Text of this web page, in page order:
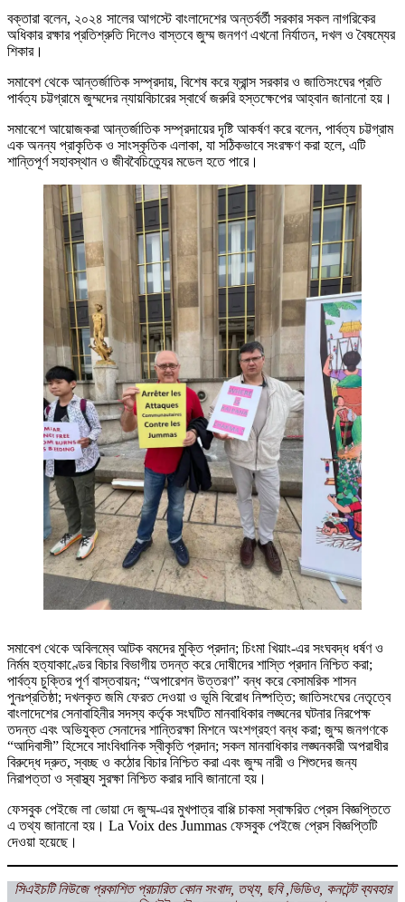
বক্তারা বলেন, ২০২৪ সালের আগস্টে বাংলাদেশের অন্তর্বর্তী সরকার সকল নাগরিকের
অধিকার রক্ষার প্রতিশ্রুতি দিলেও বাস্তবে জুম্ম জনগণ এখনো নির্যাতন, দখল ও বৈষম্যের
শিকার।
সমাবেশ থেকে আন্তর্জাতিক সম্প্রদায়, বিশেষ করে ফ্রান্স সরকার ও জাতিসংঘের প্রতি
পার্বত্য চট্টগ্রামে জুম্মদের ন্যায়বিচারের স্বার্থে জরুরি হস্তক্ষেপের আহ্বান জানানো হয়।
সমাবেশে আয়োজকরা আন্তর্জাতিক সম্প্রদায়ের দৃষ্টি আকর্ষণ করে বলেন, পার্বত্য চট্টগ্রাম
এক অনন্য প্রাকৃতিক ও সাংস্কৃতিক এলাকা, যা সঠিকভাবে সংরক্ষণ করা হলে, এটি
শান্তিপূর্ণ সহাবস্থান ও জীববৈচিত্র্যের মডেল হতে পারে।
সমাবেশ থেকে অবিলম্বে আটক বমদের মুক্তি প্রদান; চিংমা খিয়াং-এর সংঘবদ্ধ ধর্ষণ ও
নির্মম হত্যাকাণ্ডের বিচার বিভাগীয় তদন্ত করে দোষীদের শাস্তি প্রদান নিশ্চিত করা;
পার্বত্য চুক্তির পূর্ণ বাস্তবায়ন; “অপারেশন উত্তরণ” বন্ধ করে বেসামরিক শাসন
পুনঃপ্রতিষ্ঠা; দখলকৃত জমি ফেরত দেওয়া ও ভূমি বিরোধ নিষ্পত্তি; জাতিসংঘের নেতৃত্বে
বাংলাদেশের সেনাবাহিনীর সদস্য কর্তৃক সংঘটিত মানবাধিকার লঙ্ঘনের ঘটনার নিরপেক্ষ
তদন্ত এবং অভিযুক্ত সেনাদের শান্তিরক্ষা মিশনে অংশগ্রহণ বন্ধ করা; জুম্ম জনগণকে
“আদিবাসী” হিসেবে সাংবিধানিক স্বীকৃতি প্রদান; সকল মানবাধিকার লঙ্ঘনকারী অপরাধীর
বিরুদ্ধে দ্রুত, স্বচ্ছ ও কঠোর বিচার নিশ্চিত করা এবং জুম্ম নারী ও শিশুদের জন্য
নিরাপত্তা ও স্বাস্থ্য সুরক্ষা নিশ্চিত করার দাবি জানানো হয়।
ফেসবুক পেইজে লা ভোয়া দে জুম্ম-এর মুখপাত্র বাপ্পি চাকমা স্বাক্ষরিত প্রেস বিজ্ঞপ্তিতে
এ তথ্য জানানো হয়। La Voix des Jummas ফেসবুক পেইজে প্রেস বিজ্ঞপ্তিটি
দেওয়া হয়েছে।
সিএইচটি নিউজে প্রকাশিত প্রচারিত কোন সংবাদ, তথ্য, ছবি ,ভিডিও, কনটেন্ট ব্যবহার